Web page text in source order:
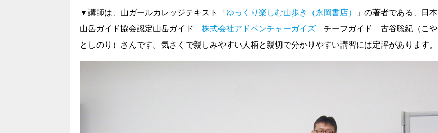
▼講師は、山ガールカレッジテキスト「ゆっくり楽しむ山歩き（永岡書店）
」の著者である、日本
山岳ガイド協会認定山岳ガイド 株式会社アドベンチャーガイズ チーフガイド 古谷聡紀（こや
としのり）さんです。気さくで親しみやすい人柄と親切で分かりやすい講習には定評があります。